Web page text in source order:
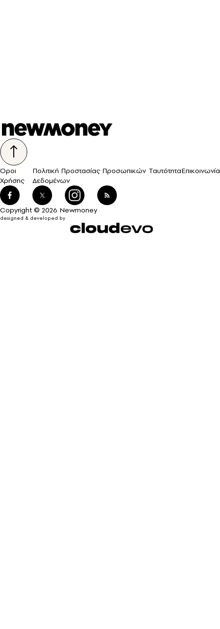
Όροι
Χρήσης
Πολιτική Προστασίας Προσωπικών
Δεδομένων
ΤαυτότηταΕπικοινωνία
Copyright © 2026 Newmoney
designed & developed by